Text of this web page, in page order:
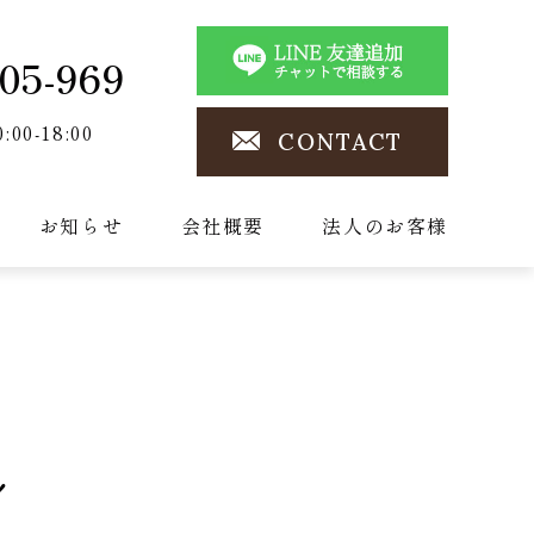
969
18:00 CONTACT
お知らせ 会社概要 法人のお客様